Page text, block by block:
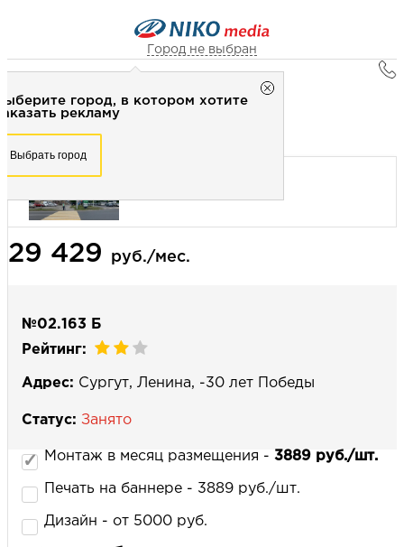
Город не выбран
город, в котором хотите
рекламу
Выбрать город
Город не выбран
Рекламное агентство НИКО-медиа
+7 (3462) 550-877
Выберите свой город
НАПИСАТЬ НАМ
Наружная реклама
Сити-формат 1,2x1,8 (сторона Б) - Статика
29 429 руб./мес.
№02.163 Б
Рейтинг:
Адрес: Сургут, Ленина, -30 лет Победы
Статус: Занято
Монтаж в месяц размещения - 3889 руб./шт.
Печать на баннере - 3889 руб./шт.
Дизайн - от 5000 руб.